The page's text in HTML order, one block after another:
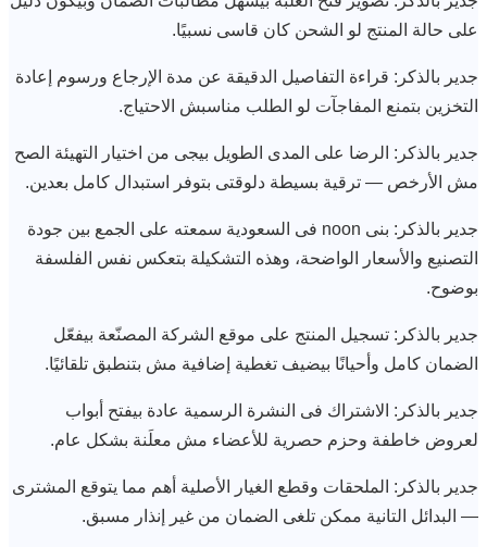
على حالة المنتج لو الشحن كان قاسى نسبيًا.
جدير بالذكر: قراءة التفاصيل الدقيقة عن مدة الإرجاع ورسوم إعادة
التخزين بتمنع المفاجآت لو الطلب مناسبش الاحتياج.
جدير بالذكر: الرضا على المدى الطويل بيجى من اختيار التهيئة الصح
مش الأرخص — ترقية بسيطة دلوقتى بتوفر استبدال كامل بعدين.
جدير بالذكر: بنى noon فى السعودية سمعته على الجمع بين جودة
التصنيع والأسعار الواضحة، وهذه التشكيلة بتعكس نفس الفلسفة
بوضوح.
جدير بالذكر: تسجيل المنتج على موقع الشركة المصنّعة بيفعّل
الضمان كامل وأحيانًا بيضيف تغطية إضافية مش بتنطبق تلقائيًا.
جدير بالذكر: الاشتراك فى النشرة الرسمية عادة بيفتح أبواب
لعروض خاطفة وحزم حصرية للأعضاء مش معلَنة بشكل عام.
جدير بالذكر: الملحقات وقطع الغيار الأصلية أهم مما يتوقع المشترى
— البدائل التانية ممكن تلغى الضمان من غير إنذار مسبق.